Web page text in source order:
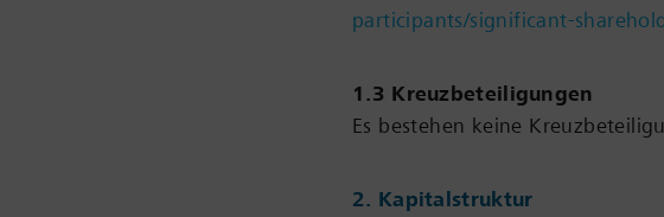
participants/significant-
1.3 Kreuzbeteiligungen
Es bestehen keine
2. Kapitalstruktur